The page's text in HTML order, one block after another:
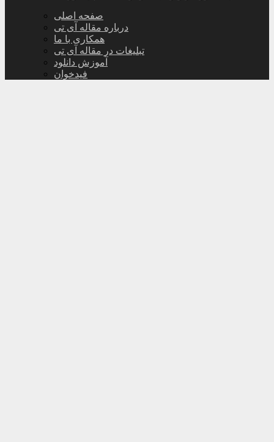
صفحه اصلی
درباره مقاله آی تی
همکاری با ما
تبلیغات در مقاله آی تی
آموزش دانلود
فیدخوان